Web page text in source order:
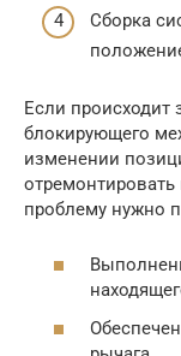
Сборка
Если происходит
блокирующего
изменении
проблему нужно